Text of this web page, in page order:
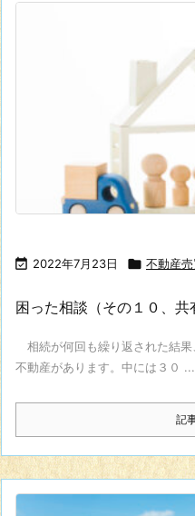
 2022年7月23日  不動産売
困った相談（その１０、共
相続が何回も繰り返された結
不動産があります。中には３０ ...
記